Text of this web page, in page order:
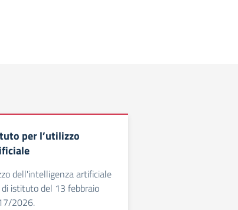
per l’utilizzo
dell'intelligenza artificiale
istituto del 13 febbraio
2026.